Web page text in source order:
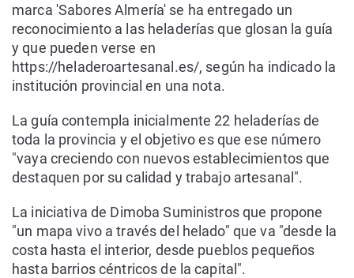
marca 'Sabores Almería' se ha entregado un
reconocimiento a las heladerías que glosan la guía
y que pueden verse en
https://heladeroartesanal.es/, según ha indicado la
institución provincial en una nota.
La guía contempla inicialmente 22 heladerías de
toda la provincia y el objetivo es que ese número
"vaya creciendo con nuevos establecimientos que
destaquen por su calidad y trabajo artesanal".
La iniciativa de Dimoba Suministros que propone
"un mapa vivo a través del helado" que va "desde la
costa hasta el interior, desde pueblos pequeños
hasta barrios céntricos de la capital".